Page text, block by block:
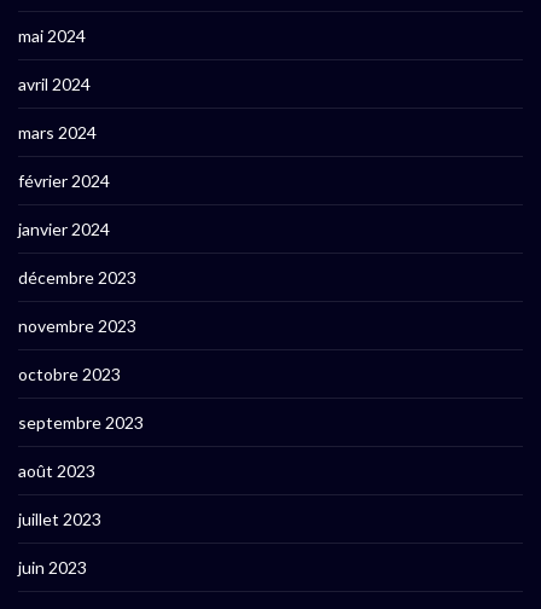
mai 2024
avril 2024
mars 2024
février 2024
janvier 2024
décembre 2023
novembre 2023
octobre 2023
septembre 2023
août 2023
juillet 2023
juin 2023